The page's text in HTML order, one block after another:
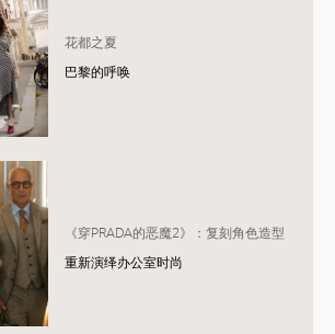
花都之夏
巴黎的呼唤
《穿PRADA的恶魔2》：复刻角色造型
重新演绎办公室时尚